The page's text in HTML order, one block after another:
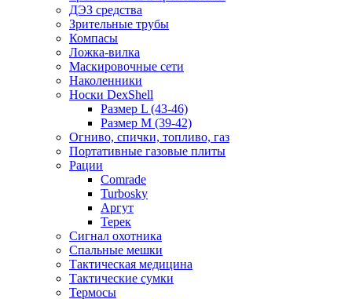
ДЭЗ средства
Зрительные трубы
Компасы
Ложка-вилка
Маскировочные сети
Наколенники
Носки DexShell
Размер L (43-46)
Размер M (39-42)
Огниво, спички, топливо, газ
Портативные газовые плиты
Рации
Comrade
Turbosky
Аргут
Терек
Сигнал охотника
Спальные мешки
Тактическая медицина
Тактические сумки
Термосы